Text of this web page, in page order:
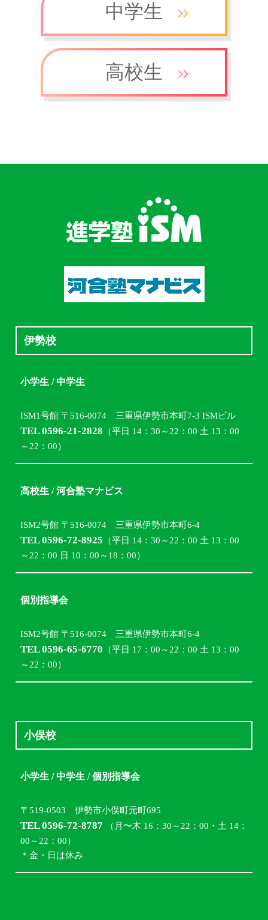
中学生
高校生
伊勢校
小学生 / 中学生
ISM1号館 〒516-0074 三重県伊勢市本町7-3 ISMビル
TEL 0596-21-2828 （平日 14：30～22：00 土 13：00
～22：00）
高校生 / 河合塾マナビス
ISM2号館 〒516-0074 三重県伊勢市本町6-4
TEL 0596-72-8925 （平日 14：30～22：00 土 13：00
～22：00 日 10：00～18：00）
個別指導会
ISM2号館 〒516-0074 三重県伊勢市本町6-4
TEL 0596-65-6770 （平日 17：00～22：00 土 13：00
～22：00）
小俣校
小学生 / 中学生 / 個別指導会
〒519-0503 伊勢市小俣町元町695
TEL 0596-72-8787 （月〜木 16：30～22：00・土 14：
00～22：00）
＊金・日は休み